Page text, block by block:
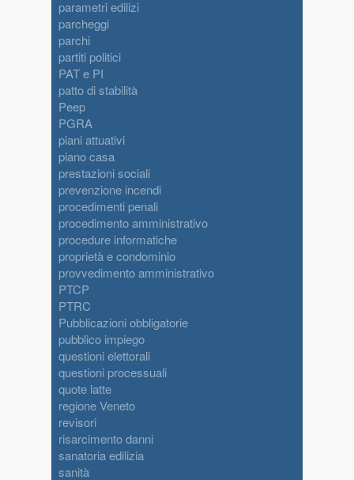
parametri edilizi
parcheggi
parchi
partiti politici
PAT e PI
patto di stabilità
Peep
PGRA
piani attuativi
piano casa
prestazioni sociali
prevenzione incendi
procedimenti penali
procedimento amministrativo
procedure informatiche
proprietà e condominio
provvedimento amministrativo
PTCP
PTRC
Pubblicazioni obbligatorie
pubblico impiego
questioni elettorali
questioni processuali
quote latte
regione Veneto
revisori
risarcimento danni
sanatoria edilizia
sanità